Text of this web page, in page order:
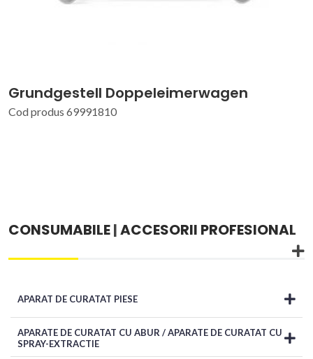
Grundgestell Doppeleimerwagen
Cod produs 69991810
CONSUMABILE|ACCESORII PROFESIONAL
APARAT DE CURATAT PIESE
APARATE DE CURATAT CU ABUR / APARATE DE CURATAT CU
SPRAY-EXTRACTIE